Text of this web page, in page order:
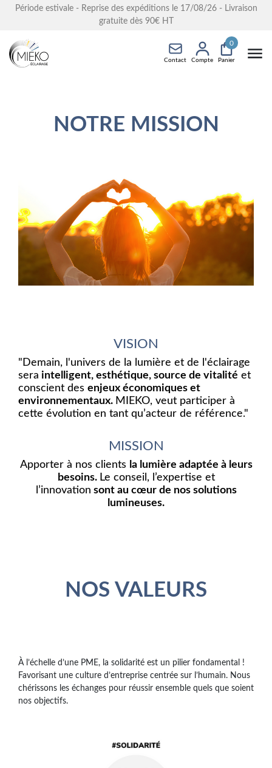
Période estivale - Reprise des expéditions le 17/08/26 - Livraison
gratuite dès 90€ HT
Contact Compte Panier
0
NOTRE MISSION
VISION
"Demain, l'univers de la lumière et de l'éclairage
sera intelligent, esthétique, source de vitalité et
conscient des enjeux économiques et
environnementaux. MIEKO, veut participer à
cette évolution en tant qu’acteur de référence."
MISSION
Apporter à nos clients la lumière adaptée à leurs
besoins. Le conseil, l’expertise et
l’innovation sont au cœur de nos solutions
lumineuses.
NOS VALEURS
À l’échelle d’une PME, la solidarité est un pilier fondamental !
Favorisant une culture d’entreprise centrée sur l’humain. Nous
chérissons les échanges pour réussir ensemble quels que soient
nos objectifs.